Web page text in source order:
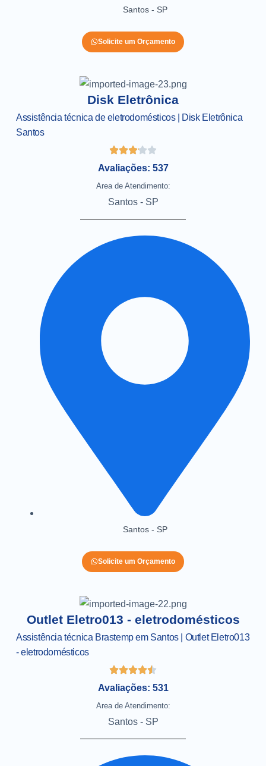
Santos - SP
Solicite um Orçamento
Disk Eletrônica
Assistência técnica de eletrodomésticos | Disk Eletrônica
Santos
Avaliações: 537
Area de Atendimento:
Santos - SP
Santos - SP
Solicite um Orçamento
Outlet Eletro013 - eletrodomésticos
Assistência técnica Brastemp em Santos | Outlet Eletro013
- eletrodomésticos
Avaliações: 531
Area de Atendimento:
Santos - SP